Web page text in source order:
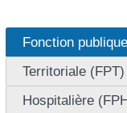
Fonction
Territoriale (FPT)
Hospitalière